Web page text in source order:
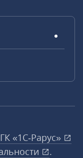
«1С‑Рарус»
.